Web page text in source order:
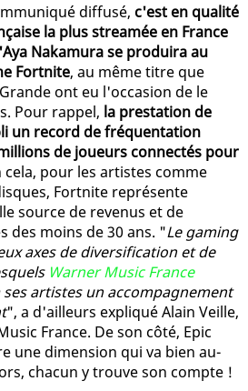
diffusé, c'est en qualité
la plus streamée en France
Nakamura se produira au
Fortnite, au même titre que
ont eu l'occasion de le
Pour rappel, la prestation de
un record de fréquentation
de joueurs connectés pour
cela, pour les artistes comme
Fortnite représente
source de revenus et de
des moins de 30 ans. "Le gaming
axes de diversification et de
Warner Music France
artistes un accompagnement
", a d'ailleurs expliqué Alain Veille,
France. De son côté, Epic
une dimension qui va bien au-
chacun y trouve son compte !